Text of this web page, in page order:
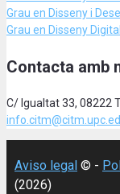
Grau en Disseny i
Grau en Disseny
Contacta amb
C/ Igualtat 33, 08222
Aviso legal © -
(2026)